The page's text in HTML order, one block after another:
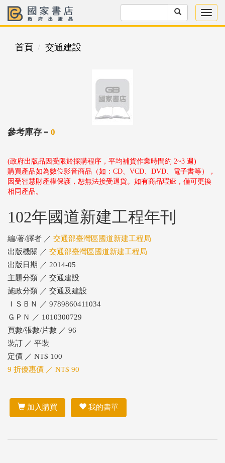
首頁 交通建設
參考庫存 = 0
(政府出版品因受限於採購程序，平均補貨作業時間約 2~3 週)
購買產品如為數位影音商品（如：CD、VCD、DVD、電子書等），
因受智慧財產權保護，恕無法接受退貨。如有商品瑕疵，僅可更換
相同產品。
102年國道新建工程年刊
編/著/譯者 ／ 交通部臺灣區國道新建工程局
出版機關 ／ 交通部臺灣區國道新建工程局
出版日期 ／ 2014-05
主題分類 ／ 交通建設
施政分類 ／ 交通及建設
ＩＳＢＮ ／ 9789860411034
ＧＰＮ ／ 1010300729
頁數/張數/片數 ／ 96
裝訂 ／ 平裝
定價 ／ NT$ 100
9 折優惠價 ／ NT$ 90
加入購買 我的書單